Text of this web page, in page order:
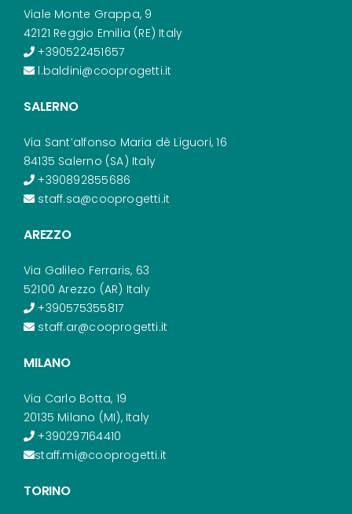
Viale Monte Grappa, 9
42121 Reggio Emilia (RE) Italy
+390522451657
l.baldini@cooprogetti.it
SALERNO
Via Sant’alfonso Maria dè Liguori, 16
84135 Salerno (SA) Italy
+390892855686
staff.sa@cooprogetti.it
AREZZO
Via Galileo Ferraris, 63
52100 Arezzo (AR) Italy
+390575355817
staff.ar@cooprogetti.it
MILANO
Via Carlo Botta, 19
20135 Milano (MI), Italy
+390297164410
staff.mi@cooprogetti.it
TORINO